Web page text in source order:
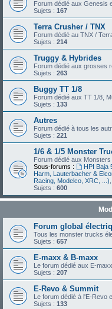
Forum dédié aux Genesis
Sujets : 167
Terra Crusher / TNX
Forum dédié au TNX /
Sujets : 214
Truggy & Hybrides
Forum dédié aux grosses
Sujets : 263
Buggy TT 1/8
Forum dédié aux TT 1/8,
Sujets : 133
Autres
Forum dédié à tous les
Sujets : 221
1/6 & 1/5 Monster
Forum dédié aux Monsters
Sous-forums :
HPI Baja
Harm, Lauterbacher &
Racing, Modelco, XRC, ...)
Sujets : 600
Forum global
Tous les monster trucks
Sujets : 657
E-maxx & B-maxx
Le forum dédié aux E-
Sujets : 207
E-Revo & Summit
Le forum dédié à l'E-Revo
Sujets : 133